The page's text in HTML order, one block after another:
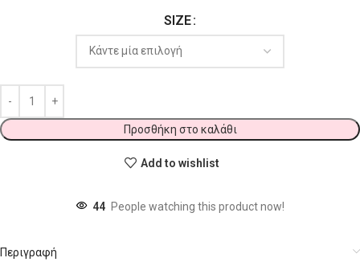
SIZE
Προσθήκη στο καλάθι
Add to wishlist
44 People watching this product now!
Περιγραφή